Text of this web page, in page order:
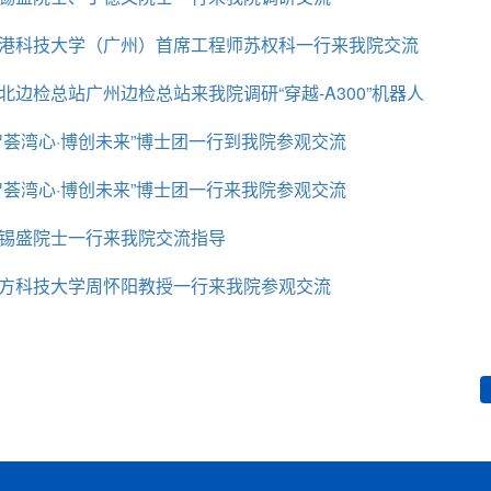
科技大学（广州）首席工程师苏权科一行来我院交流
边检总站广州边检总站来我院调研“穿越-A300”机器人
荟湾心·博创未来”博士团一行到我院参观交流
荟湾心·博创未来”博士团一行来我院参观交流
盛院士一行来我院交流指导
科技大学周怀阳教授一行来我院参观交流